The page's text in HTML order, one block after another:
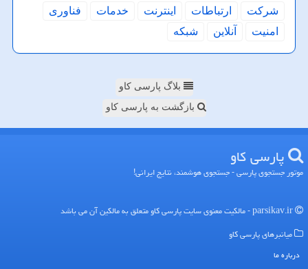
شركت ارتباطات اینترنت خدمات
فناوری
امنیت
آنلاین شبكه
بلاگ پارسی کاو
بازگشت به پارسی کاو
پارسی كاو
موتور جستجوی پارسی - جستجوی هوشمند، نتایج ایرانی!
میانبرهای پارسی كاو
درباره ما